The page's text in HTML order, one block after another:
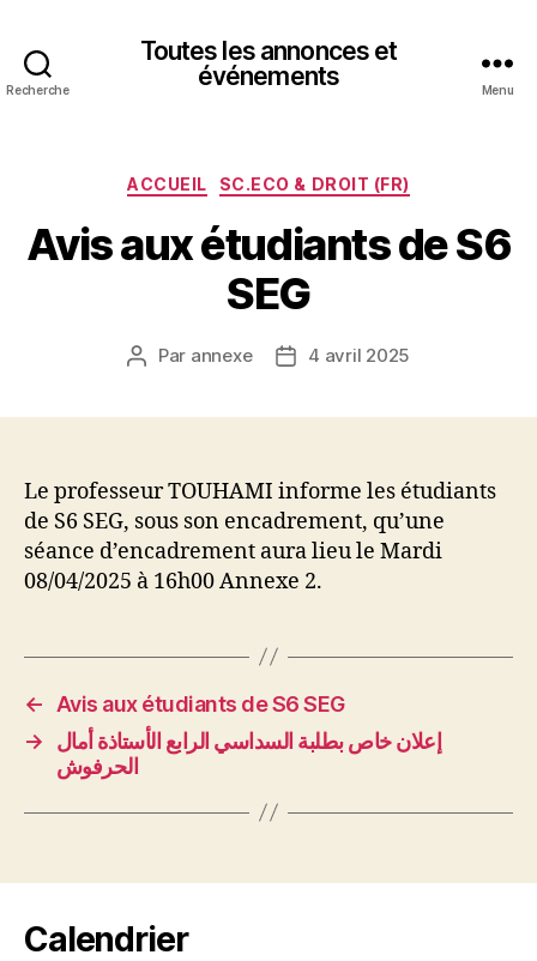
Recherche
Toutes les annonces et
événements
Menu
Catégories
ACCUEIL SC.ECO & DROIT (FR)
Avis aux étudiants de S6
SEG
Auteur
Par annexe
Date4 avril 2025
Le professeur TOUHAMI informe les étudiants
de S6 SEG, sous son encadrement, qu’une
séance d’encadrement aura lieu le Mardi
08/04/2025 à 16h00 Annexe 2.
←
Avis aux étudiants de S6 SEG
→
إعلان خاص بطلبة السداسي الرابع الأستاذة أمال
الحرفوش
Calendrier